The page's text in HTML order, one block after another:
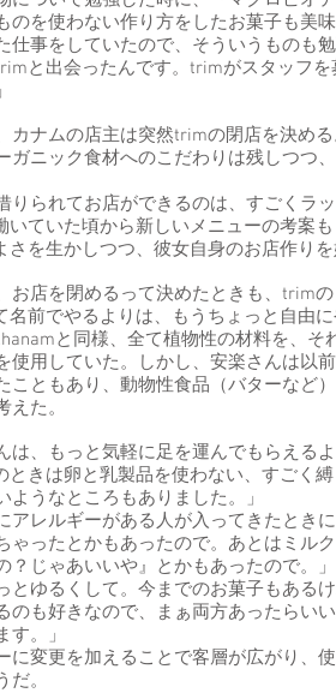
のを使わない作り方をしたお菓子も美
仕事をしていたので、そういうものも
と出会ったんです。trimがスタッフ
カナムの店主は突然trimの閉店を決め
ガニック食材へのこだわりは残しつつ
りられてお店ができるのは、すごくラ
いていた頃から新しいメニューの考案
さを生かしつつ、彼女自身のお店作りを
お店を閉めるって決めたときも、trim
名前でやるよりは、もうちょっと自由に
と同様、全て植物性の材料を、そ
使用していた。しかし、安楽さんは以
こともあり、動物性食品（バターなど
えた。
は、もっと気軽に足を運んでもらえるよ
ときは卵と乳製品を使わない、すごく
ようなところもありました。」
アレルギーがある人が入ってきたとき
ゃったとかもあったので。あとはミル
？じゃあいいや』とかもあったので。」
とゆるくして。今までのお菓子もある
のも好きなので、まぁ両方あったらい
す。」
に変更を加えることで客層が広がり、
だ。